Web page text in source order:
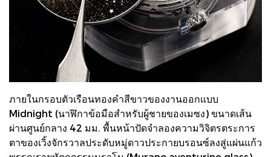
ภายในกรอบตัวเรือนทองคำสีขาวของงานออกแบบ
Midnight (นาฬิกาข้อมือสำหรับผู้ชายของเมซง) ขนาดเส้น
ผ่านศูนย์กลาง 42 มม. พื้นหน้าปัดจำลองความวิจิตรตระการ
ตาของเวิ้งจักรวาลประดับหมู่ดาวประกายบรอนซ์ลงสู่แผ่นแก้ว